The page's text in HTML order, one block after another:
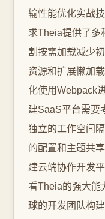
输性能优化实战
求Theia提供了多
割按需加载减少
资源和扩展懒加
化使用Webpack
建SaaS平台需要
独立的工作空间
的配置和主题共
建云端协作开发
看Theia的强大能
球的开发团队构